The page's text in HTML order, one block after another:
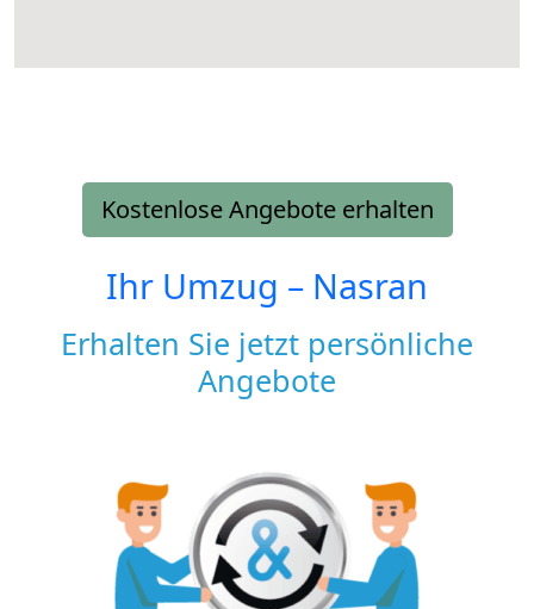
Kostenlose Angebote erhalten
Ihr Umzug – Nasran
Erhalten Sie jetzt persönliche
Angebote